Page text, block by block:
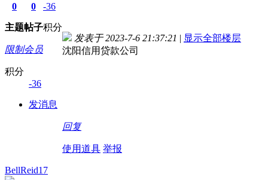
0
主题
0
帖子
-36
积分
限制会员
积分
-36
发消息
发表于 2023-7-6 21:37:21 | 显示全部楼层
沈阳信用贷款公司
回复
使用道具 举报
BellReid17